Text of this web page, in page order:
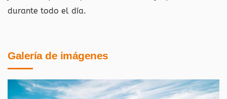
durante todo el día.
Galería de imágenes